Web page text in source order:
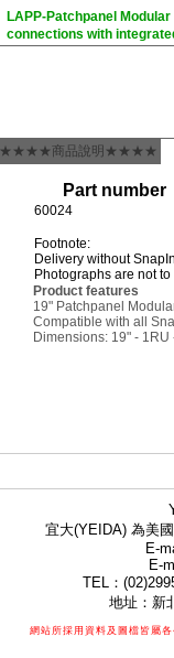
LAPP-Patchpanel
connections with
★★★★商品說明★★★★
Part number
60024
Footnote:
Delivery without
Photographs are not
Product features
19" Patchpanel
Compatible with all
Dimensions: 19" - 1RU
宜大(YEIDA) 為美
E-
E-
TEL：
地址：新
網站所採用資料及圖檔皆屬